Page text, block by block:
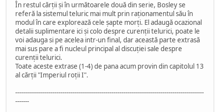
În restul cărții și în următoarele două din serie, Bosley se
referă la sistemul teluric mai mult prin raționamentul său în
modul în care explorează cele șapte morți. El adaugă ocazional
detalii suplimentare ici și colo despre curenții telurici, poate le
voi adauga si pe acelea intr-un final, dar această parte extrasă
mai sus pare a fi nucleul principal al discuției sale despre
curenții telurici.
Toate aceste extrase (1-4) de pana acum provin din capitolul 13
al cărții "Imperiul roții I".
------------------------------------------------------------------------------------------------
-------